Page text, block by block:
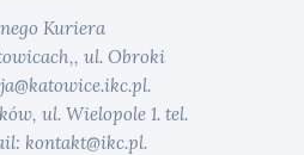
Kuriera
ul. Obroki
ul. Wielopole 1. tel.
kontakt@ikc.pl.